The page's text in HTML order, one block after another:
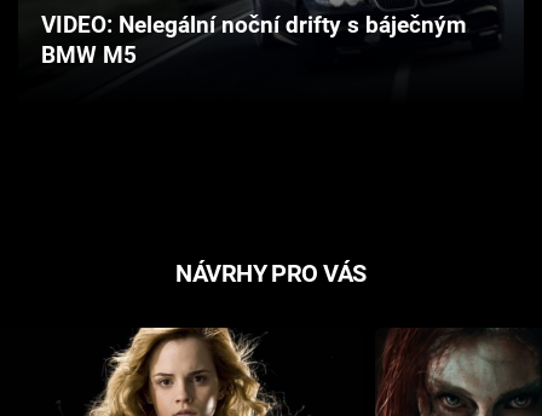
Pořady
VIDEO: Nelegální noční drifty s báječným
BMW M5
NÁVRHY PRO VÁS